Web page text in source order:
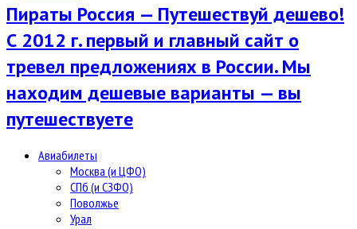
Пираты Россия — Путешествуй дешево!
С 2012 г. первый и главный сайт о
тревел предложениях в России. Мы
находим дешевые варианты — вы
путешествуете
Авиабилеты
Москва (и ЦФО)
СПб (и СЗФО)
Поволжье
Урал